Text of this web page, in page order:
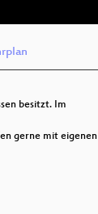
besitzt. Im
gerne mit eigenen